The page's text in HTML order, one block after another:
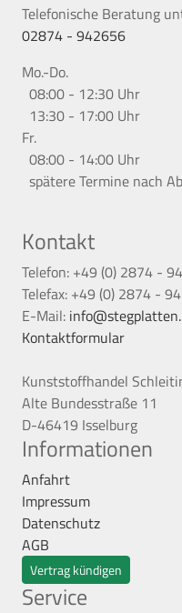
Telefonische Beratung
02874 - 942656
Mo.-Do.
08:00 - 12:30 Uhr
13:30 - 17:00 Uhr
Fr.
08:00 - 14:00 Uhr
spätere Termine nach
Kontakt
Telefon: +49 (0) 2874 -
Telefax: +49 (0) 2874 -
E-Mail:
Kontaktformular
Kunststoffhandel
Alte Bundesstraße 11
D-46419 Isselburg
Informationen
Anfahrt
Impressum
Datenschutz
AGB
Vertrag kündigen
Service